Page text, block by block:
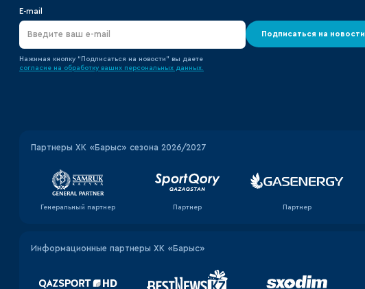
E-mail
Подписаться на новости
Нажимая кнопку “Подписаться на новости” вы даете
согласие на обработку ваших персональных данных.
Партнеры ХК «Барыс» сезона 2026/2027
Генеральный партнер Партнер Партнер
Информационные партнеры ХК «Барыс»